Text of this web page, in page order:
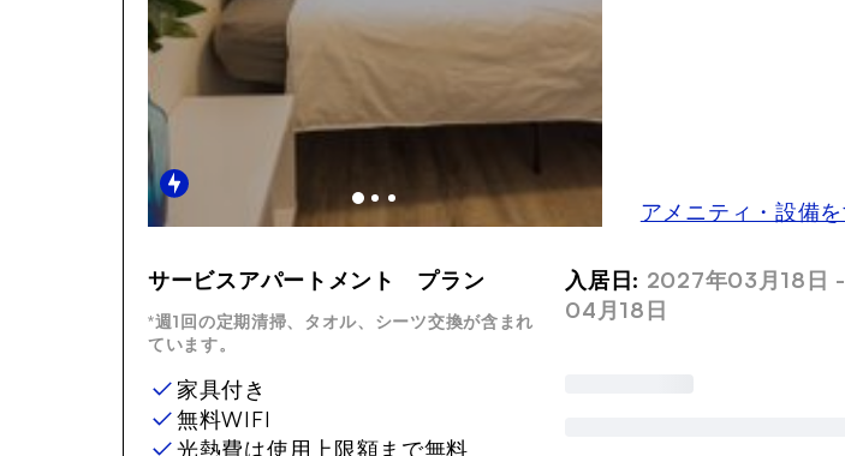
of
アメニティ・設備
サービスアパートメント プラン
*週1回の定期清掃、タオル、シーツ交換が含まれ
ています。
入居日: 2027年03月18日
04月18日
家具付き
無料WIFI
光熱費は使用上限額まで無料